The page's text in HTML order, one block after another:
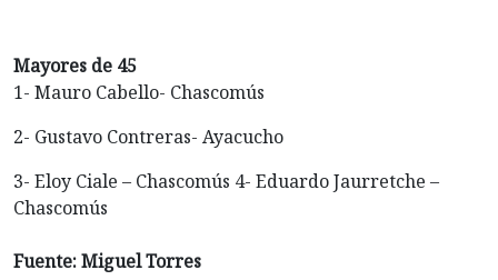
Mayores de 45
1- Mauro Cabello- Chascomús
2- Gustavo Contreras- Ayacucho
3- Eloy Ciale – Chascomús 4- Eduardo Jaurretche –
Chascomús
Fuente: Miguel Torres